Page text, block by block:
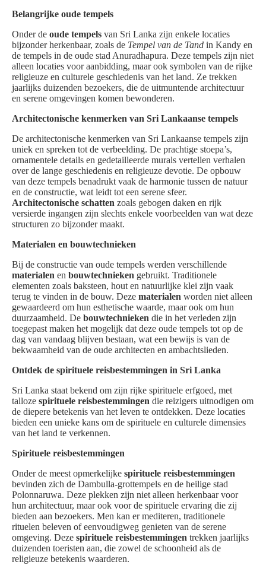
Belangrijke oude tempels
Onder de oude tempels van Sri Lanka zijn enkele locaties
bijzonder herkenbaar, zoals de Tempel van de Tand in Kandy en
de tempels in de oude stad Anuradhapura. Deze tempels zijn niet
alleen locaties voor aanbidding, maar ook symbolen van de rijke
religieuze en culturele geschiedenis van het land. Ze trekken
jaarlijks duizenden bezoekers, die de uitmuntende architectuur
en serene omgevingen komen bewonderen.
Architectonische kenmerken van Sri Lankaanse tempels
De architectonische kenmerken van Sri Lankaanse tempels zijn
uniek en spreken tot de verbeelding. De prachtige stoepa’s,
ornamentele details en gedetailleerde murals vertellen verhalen
over de lange geschiedenis en religieuze devotie. De opbouw
van deze tempels benadrukt vaak de harmonie tussen de natuur
en de constructie, wat leidt tot een serene sfeer.
Architectonische schatten zoals gebogen daken en rijk
versierde ingangen zijn slechts enkele voorbeelden van wat deze
structuren zo bijzonder maakt.
Materialen en bouwtechnieken
Bij de constructie van oude tempels werden verschillende
materialen en bouwtechnieken gebruikt. Traditionele
elementen zoals baksteen, hout en natuurlijke klei zijn vaak
terug te vinden in de bouw. Deze materialen worden niet alleen
gewaardeerd om hun esthetische waarde, maar ook om hun
duurzaamheid. De bouwtechnieken die in het verleden zijn
toegepast maken het mogelijk dat deze oude tempels tot op de
dag van vandaag blijven bestaan, wat een bewijs is van de
bekwaamheid van de oude architecten en ambachtslieden.
Ontdek de spirituele reisbestemmingen in Sri Lanka
Sri Lanka staat bekend om zijn rijke spirituele erfgoed, met
talloze spirituele reisbestemmingen die reizigers uitnodigen om
de diepere betekenis van het leven te ontdekken. Deze locaties
bieden een unieke kans om de spirituele en culturele dimensies
van het land te verkennen.
Spirituele reisbestemmingen
Onder de meest opmerkelijke spirituele reisbestemmingen
bevinden zich de Dambulla-grottempels en de heilige stad
Polonnaruwa. Deze plekken zijn niet alleen herkenbaar voor
hun architectuur, maar ook voor de spirituele ervaring die zij
bieden aan bezoekers. Men kan er mediteren, traditionele
rituelen beleven of eenvoudigweg genieten van de serene
omgeving. Deze spirituele reisbestemmingen trekken jaarlijks
duizenden toeristen aan, die zowel de schoonheid als de
religieuze betekenis waarderen.